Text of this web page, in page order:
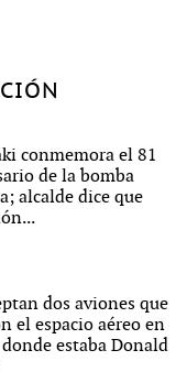
conmemora el 81
de la bomba
alcalde dice que
dos aviones que
el espacio aéreo en
estaba Donald